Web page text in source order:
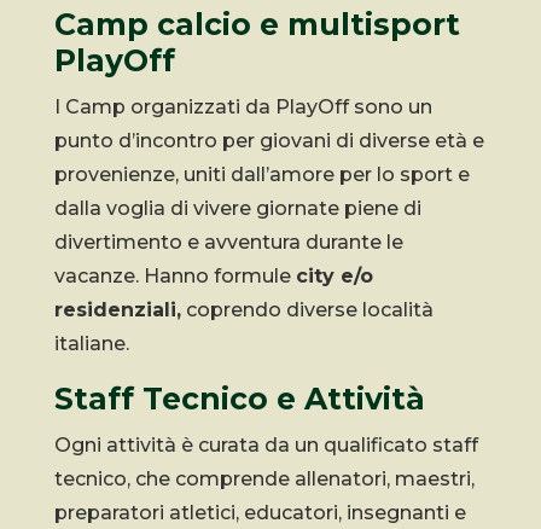
Camp calcio e multisport
PlayOff
I Camp organizzati da PlayOff sono un
punto d’incontro per giovani di diverse età e
provenienze, uniti dall’amore per lo sport e
dalla voglia di vivere giornate piene di
divertimento e avventura durante le
vacanze. Hanno formule city e/o
residenziali,coprendo diverse località
italiane.
Staff Tecnico e Attività
Ogni attività è curata da un qualificato staff
tecnico, che comprende allenatori, maestri,
preparatori atletici, educatori, insegnanti e